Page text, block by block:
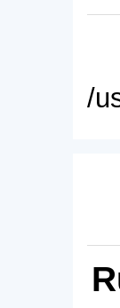
/